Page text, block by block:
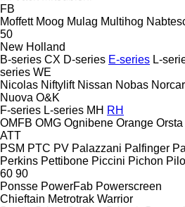
FB
Moffett Moog Mulag Multihog
50
New Holland
B-series CX D-series E-series L-
series WE
Nicolas Niftylift Nissan Nobas Norcar
Nuova O&K
F-series L-series MH RH
OMFB OMG Ognibene Orange Orsta
ATT
PSM PTC PV Palazzani Palfinger
Perkins Pettibone Piccini Pichon
60 90
Ponsse PowerFab Powerscreen
Chieftain Metrotrak Warrior